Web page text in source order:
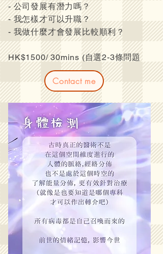
- 公司發展有潛力嗎？
- 我怎樣才可以升職？
- 我做什麼才會發展比較順利？
HK$1500/ 30mins (自選2-3條問題
Contact me